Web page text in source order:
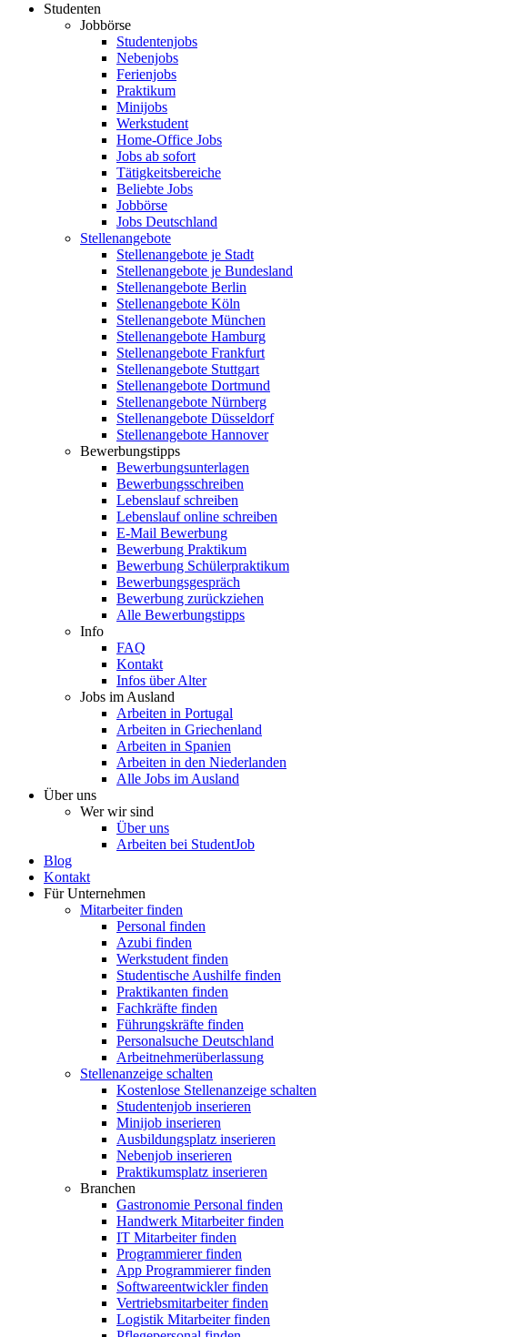
Studenten
Jobbörse
Studentenjobs
Nebenjobs
Ferienjobs
Praktikum
Minijobs
Werkstudent
Home-Office Jobs
Jobs ab sofort
Tätigkeitsbereiche
Beliebte Jobs
Jobbörse
Jobs Deutschland
Stellenangebote
Stellenangebote je Stadt
Stellenangebote je Bundesland
Stellenangebote Berlin
Stellenangebote Köln
Stellenangebote München
Stellenangebote Hamburg
Stellenangebote Frankfurt
Stellenangebote Stuttgart
Stellenangebote Dortmund
Stellenangebote Nürnberg
Stellenangebote Düsseldorf
Stellenangebote Hannover
Bewerbungstipps
Bewerbungsunterlagen
Bewerbungsschreiben
Lebenslauf schreiben
Lebenslauf online schreiben
E-Mail Bewerbung
Bewerbung Praktikum
Bewerbung Schülerpraktikum
Bewerbungsgespräch
Bewerbung zurückziehen
Alle Bewerbungstipps
Info
FAQ
Kontakt
Infos über Alter
Jobs im Ausland
Arbeiten in Portugal
Arbeiten in Griechenland
Arbeiten in Spanien
Arbeiten in den Niederlanden
Alle Jobs im Ausland
Über uns
Wer wir sind
Über uns
Arbeiten bei StudentJob
Blog
Kontakt
Für Unternehmen
Mitarbeiter finden
Personal finden
Azubi finden
Werkstudent finden
Studentische Aushilfe finden
Praktikanten finden
Fachkräfte finden
Führungskräfte finden
Personalsuche Deutschland
Arbeitnehmerüberlassung
Stellenanzeige schalten
Kostenlose Stellenanzeige schalten
Studentenjob inserieren
Minijob inserieren
Ausbildungsplatz inserieren
Nebenjob inserieren
Praktikumsplatz inserieren
Branchen
Gastronomie Personal finden
Handwerk Mitarbeiter finden
IT Mitarbeiter finden
Programmierer finden
App Programmierer finden
Softwareentwickler finden
Vertriebsmitarbeiter finden
Logistik Mitarbeiter finden